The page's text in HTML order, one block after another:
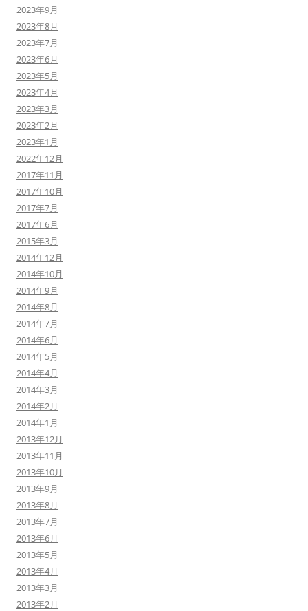
2023年9月
2023年8月
2023年7月
2023年6月
2023年5月
2023年4月
2023年3月
2023年2月
2023年1月
2022年12月
2017年11月
2017年10月
2017年7月
2017年6月
2015年3月
2014年12月
2014年10月
2014年9月
2014年8月
2014年7月
2014年6月
2014年5月
2014年4月
2014年3月
2014年2月
2014年1月
2013年12月
2013年11月
2013年10月
2013年9月
2013年8月
2013年7月
2013年6月
2013年5月
2013年4月
2013年3月
2013年2月